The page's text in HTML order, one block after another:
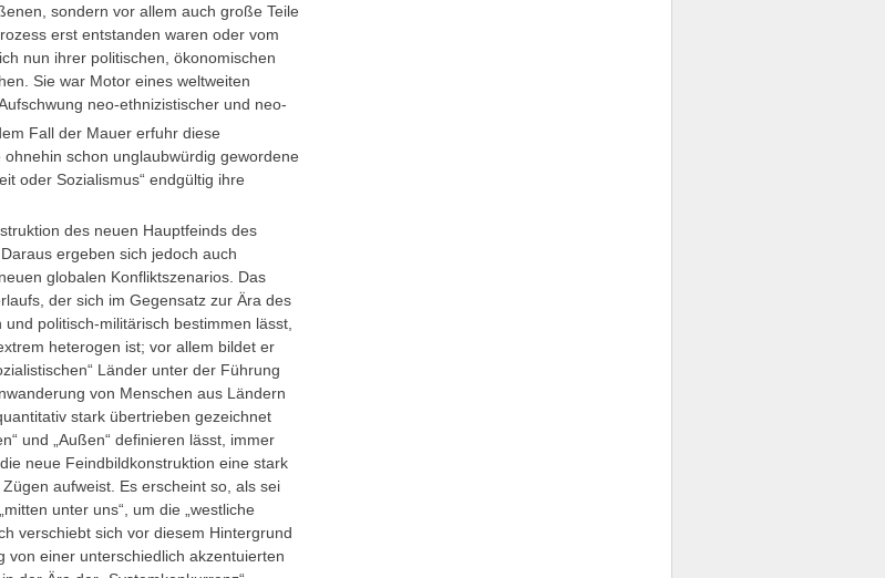
sondern vor allem auch große Teile
erst entstanden waren oder vom
nun ihrer politischen, ökonomischen
Sie war Motor eines weltweiten
neo-ethnizistischer und neo-
Fall der Mauer erfuhr diese
schon unglaubwürdig gewordene
oder Sozialismus“ endgültig ihre
des neuen Hauptfeinds des
ergeben sich jedoch auch
globalen Konfliktszenarios. Das
der sich im Gegensatz zur Ära des
politisch-militärisch bestimmen lässt,
heterogen ist; vor allem bildet er
Länder unter der Führung
von Menschen aus Ländern
stark übertrieben gezeichnet
und „Außen“ definieren lässt, immer
neue Feindbildkonstruktion eine stark
aufweist. Es erscheint so, als sei
unter uns“, um die „westliche
verschiebt sich vor diesem Hintergrund
von einer unterschiedlich akzentuierten